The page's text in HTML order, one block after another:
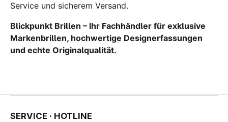
Service und sicherem Versand.
Blickpunkt Brillen – Ihr Fachhändler für exklusive
Markenbrillen, hochwertige Designerfassungen
und echte Originalqualität.
SERVICE · HOTLINE